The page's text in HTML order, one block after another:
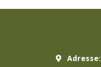
Adresse: